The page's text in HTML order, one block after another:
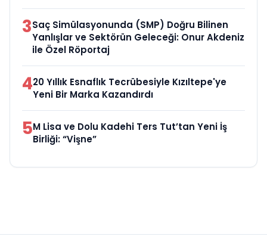
3Saç Simülasyonunda (SMP) Doğru Bilinen
Yanlışlar ve Sektörün Geleceği: Onur Akdeniz
ile Özel Röportaj
420 Yıllık Esnaflık Tecrübesiyle Kızıltepe'ye
Yeni Bir Marka Kazandırdı
5M Lisa ve Dolu Kadehi Ters Tut’tan Yeni İş
Birliği: “Vişne”